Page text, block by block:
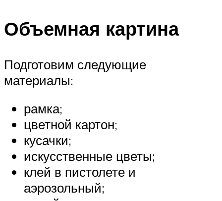
Объемная картина
Подготовим следующие
материалы:
рамка;
цветной картон;
кусачки;
искусственные цветы;
клей в пистолете и
аэрозольный;